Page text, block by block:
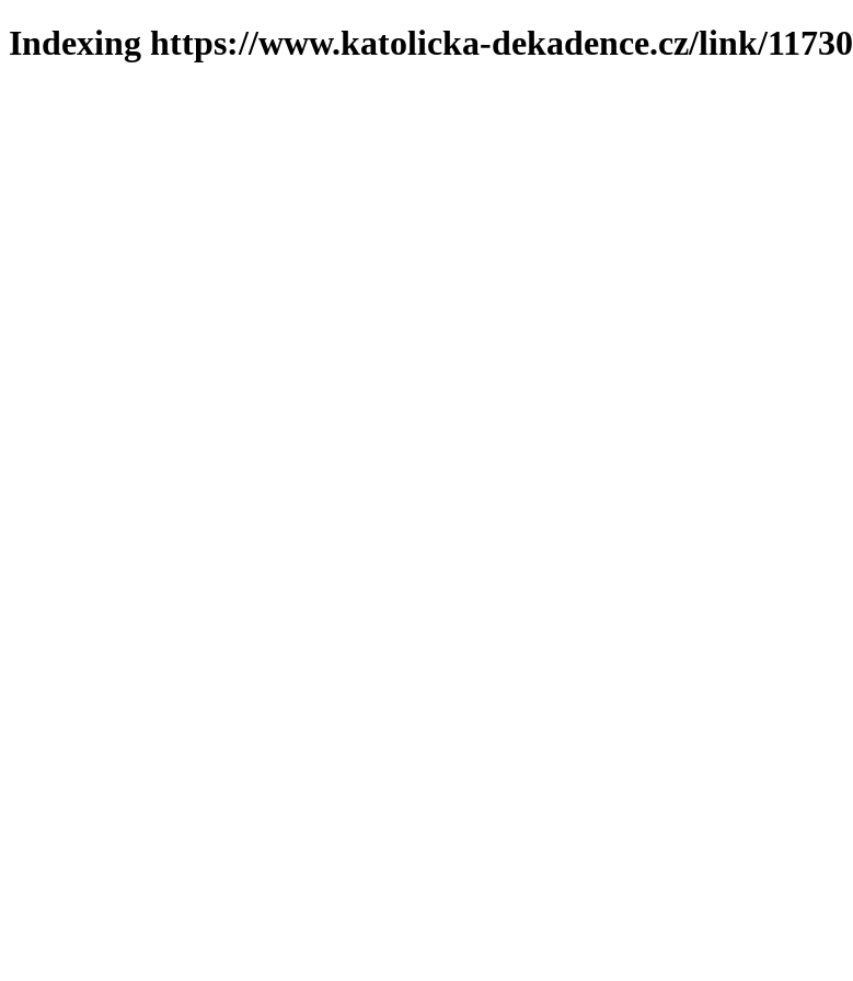
Indexing https://www.katolicka-dekadence.cz/link/11730